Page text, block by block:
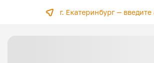
г. Екатеринбург —введите